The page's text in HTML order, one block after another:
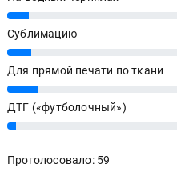
7%
Сублимацию
8%
Для прямой печати по ткани
10%
ДТГ («футболочный»)
3%
Проголосовало: 59